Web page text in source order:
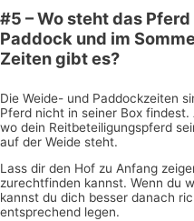
#5 – Wo steht das
Paddock und im
Zeiten gibt es?
Die Weide- und Paddockzeiten
Pferd nicht in seiner Box
wo dein Reitbeteiligungspferd
auf der Weide steht.
Lass dir den Hof zu Anfang
zurechtfinden kannst. Wenn du
kannst du dich besser danach
entsprechend legen.